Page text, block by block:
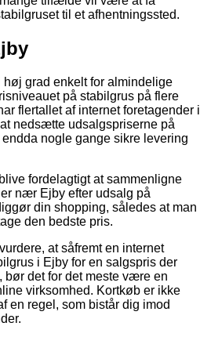
til et afhentningssted.
grad enkelt for almindelige
på stabilgrus på flere
flertallet af internet foretagender i
nedsætte udsalgspriserne på
nogle gange sikre levering
fordelagtigt at sammenligne
nær Ejby efter udsalg på
din shopping, således at man
den bedste pris.
at såfremt en internet
i Ejby for en salgspris der
bør det for det meste være en
virksomhed. Kortkøb er ikke
en regel, som bistår dig imod